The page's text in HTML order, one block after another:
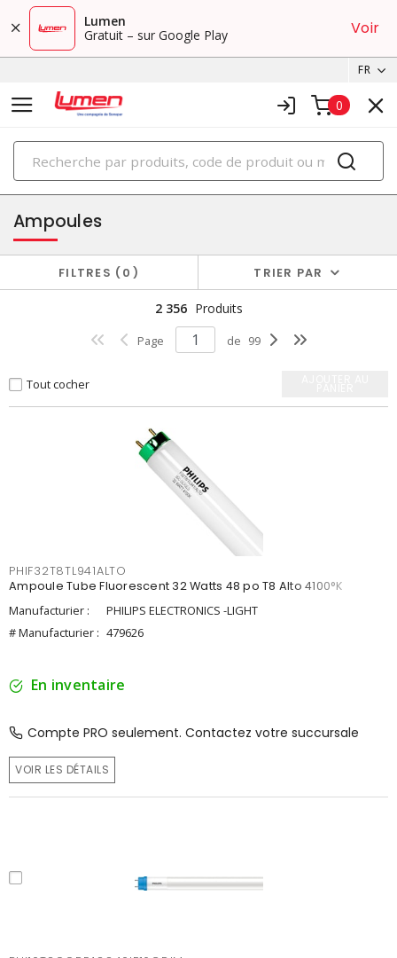
Lumen
Gratuit – sur Google Play
Voir
FR
0
PRODUITS
éclairage
Ampoules
FILTRES 0 TRIER PAR
2 356 Produits
Page de 99
Tout cocher
PHIF32T8TL941ALTO
Ampoule Tube Fluorescent 32 Watts 48 po T8 Alto 4100°K
Manufacturier :
PHILIPS ELECTRONICS -LIGHT
# Manufacturier : 479626
En inventaire
Compte PRO seulement. Contactez votre succursale
VOIR LES DÉTAILS